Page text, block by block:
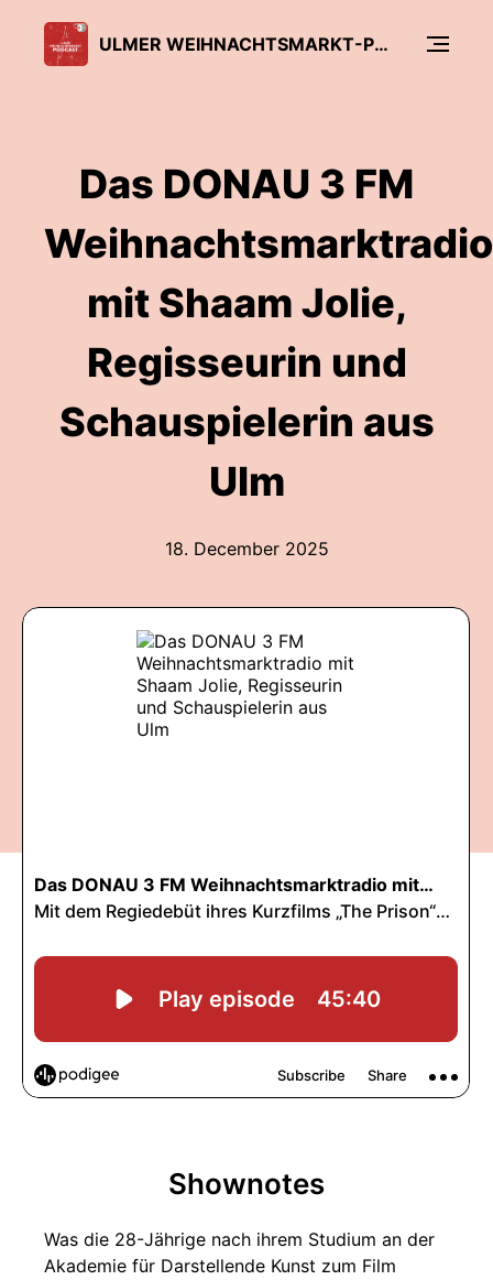
ULMER WEIHNACHTSMARKT-PODCAST
Das DONAU 3 FM
Weihnachtsmarktradio
mit Shaam Jolie,
Regisseurin und
Schauspielerin aus
Ulm
18. December 2025
Shownotes
Was die 28-Jährige nach ihrem Studium an der
Akademie für Darstellende Kunst zum Film